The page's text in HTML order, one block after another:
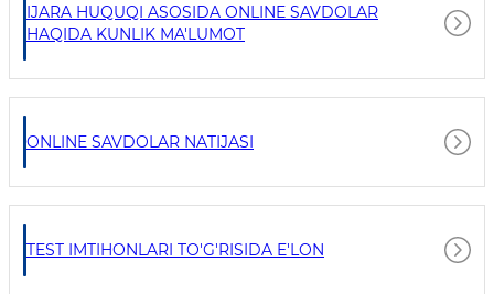
IJARA HUQUQI ASOSIDA ONLINE SAVDOLAR
HAQIDA KUNLIK MA'LUMOT
ONLINE SAVDOLAR NATIJASI
TEST IMTIHONLARI TO'G'RISIDA E'LON